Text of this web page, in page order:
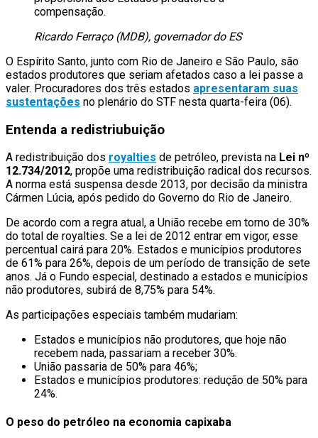
compensação.
Ricardo Ferraço (MDB), governador do ES
O Espírito Santo, junto com Rio de Janeiro e São Paulo, são
estados produtores que seriam afetados caso a lei passe a
valer. Procuradores dos três estados apresentaram suas
sustentações no plenário do STF nesta quarta-feira (06).
Entenda a redistriubuição
A redistribuição dos royalties de petróleo, prevista na Lei nº
12.734/2012, propõe uma redistribuição radical dos recursos.
A norma está suspensa desde 2013, por decisão da ministra
Cármen Lúcia, após pedido do Governo do Rio de Janeiro.
De acordo com a regra atual, a União recebe em torno de 30%
do total de royalties. Se a lei de 2012 entrar em vigor, esse
percentual cairá para 20%. Estados e municípios produtores
de 61% para 26%, depois de um período de transição de sete
anos. Já o Fundo especial, destinado a estados e municípios
não produtores, subirá de 8,75% para 54%.
As participações especiais também mudariam:
Estados e municípios não produtores, que hoje não
recebem nada, passariam a receber 30%.
União passaria de 50% para 46%;
Estados e municípios produtores: redução de 50% para
24%.
O peso do petróleo na economia capixaba